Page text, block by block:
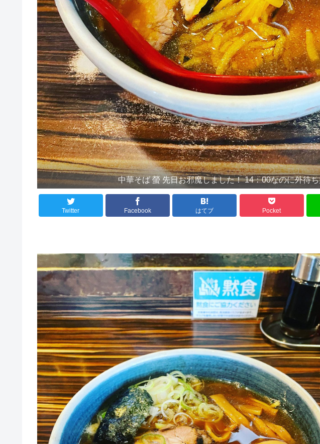
中華そば 螢 先日お邪魔しました！ 14：00なのに外待ち
Twitter Facebook はてブ Pocket